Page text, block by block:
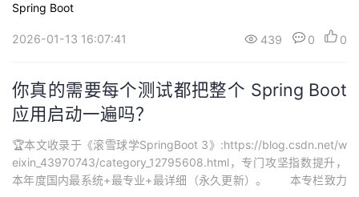
网独家首发，打造精品专栏，专栏持续更新中…欢迎大家订阅持续学
习。...
Spring Boot
2026-01-13 16:07:41 439 0 0
你真的需要每个测试都把整个 Spring Boot
应用启动一遍吗？
🏆本文收录于《滚雪球学SpringBoot 3》:https://blog.csdn.net/w
eixin_43970743/category_12795608.html，专门攻坚指数提升，
本年度国内最系统+最专业+最详细（永久更新）。 本专栏致力